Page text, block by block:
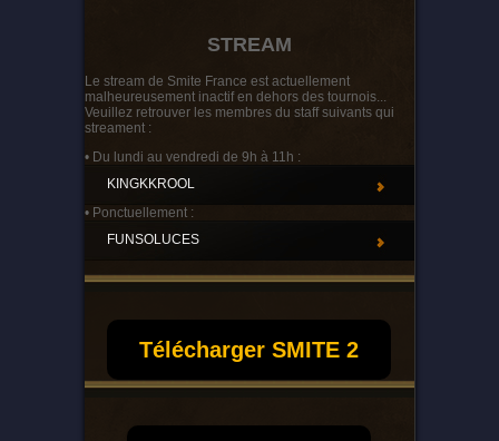
STREAM
Le stream de Smite France est actuellement
malheureusement inactif en dehors des tournois...
Veuillez retrouver les membres du staff suivants qui
streament :
• Du lundi au vendredi de 9h à 11h :
KINGKKROOL
• Ponctuellement :
FUNSOLUCES
Télécharger SMITE 2